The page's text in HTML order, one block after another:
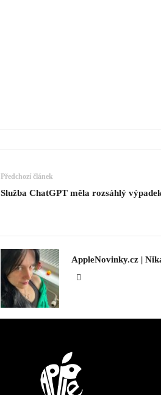
Předchozí článek
Služba ChatGPT měla rozsáhlý
AppleNovinky.cz |